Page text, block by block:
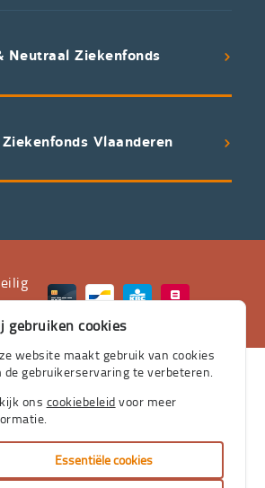
Neutraal Ziekenfonds
Vlaanderen
- Alle rechten voorbehouden.
Vlaams & Neutraal Ziekenfonds en van
Vlaanderen
gebruiken cookies
website maakt gebruik van cookies
de gebruikerservaring te verbeteren.
ons cookiebeleid voor meer
Essentiële cookies